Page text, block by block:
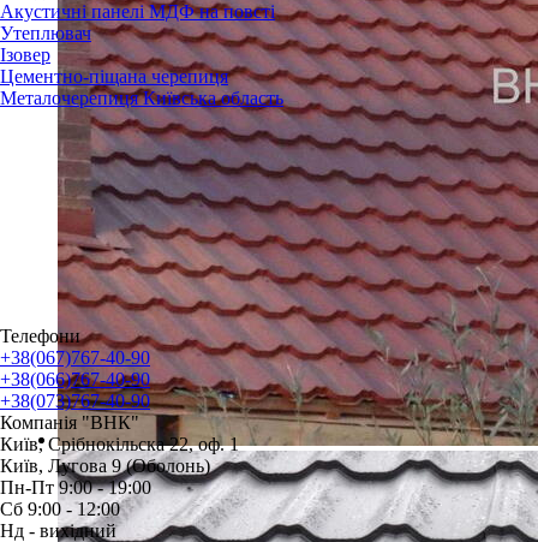
Акустичні панелі МДФ на повсті
Утеплювач
Ізовер
Цементно-піщана черепиця
Металочерепиця Київська область
Телефони
+38(067)767-40-90
+38(066)767-40-90
+38(073)767-40-90
Компанія "ВНК"
Київ, Срібнокільска 22, оф. 1
Київ, Лугова 9 (Оболонь)
Пн-Пт 9:00 - 19:00
Сб 9:00 - 12:00
Нд - вихідний